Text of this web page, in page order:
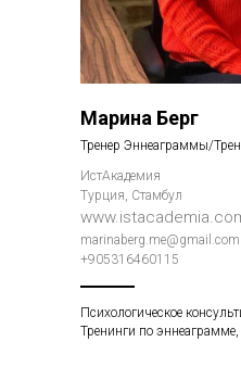
Марина Берг
Тренер Эннеаграммы/
ИстАкадемия
Турция, Стамбул
marinaberg.me@gmail.com
+905316460115
Психологическое
Тренинги по